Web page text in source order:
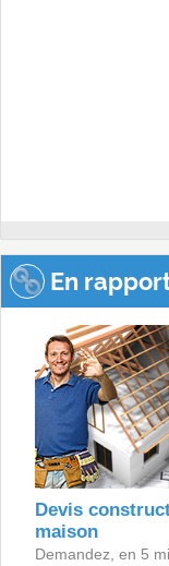
En
Devis
maison
Demandez, en 5